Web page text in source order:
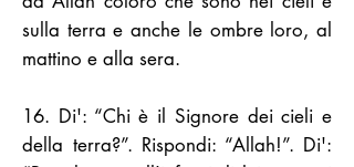
sulla terra e anche le ombre loro, al
mattino e alla sera.
16. Di': “Chi è il Signore dei cieli e
della terra?”. Rispondi: “Allah!”. Di':